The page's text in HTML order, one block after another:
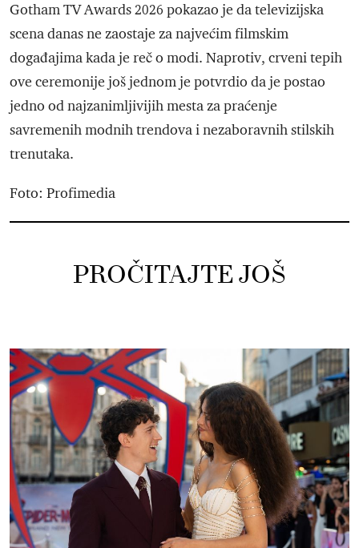
Gotham TV Awards 2026 pokazao je da televizijska
scena danas ne zaostaje za najvećim filmskim
događajima kada je reč o modi. Naprotiv, crveni tepih
ove ceremonije još jednom je potvrdio da je postao
jedno od najzanimljivijih mesta za praćenje
savremenih modnih trendova i nezaboravnih stilskih
trenutaka.
Foto: Profimedia
PROČITAJTE JOŠ